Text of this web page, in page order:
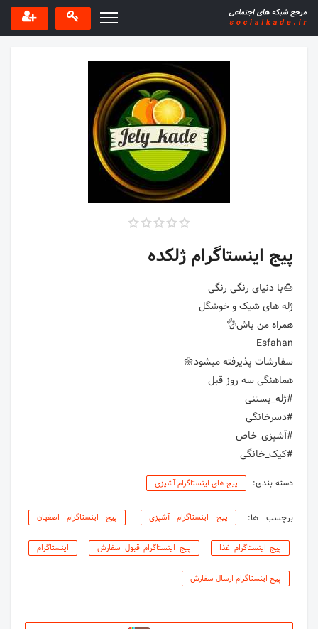
پیج اینستاگرام ژلکده
#کیک_خانگی
دسته بندی: پیج های اینستاگرام آشپزی
برچسب ها: پیج اینستاگرام آشپزی پیج اینستاگرام اصفهان
پیج اینستاگرام غذا پیج اینستاگرام قبول سفارش اینستاگرام
پیج اینستاگرام ارسال سفارش